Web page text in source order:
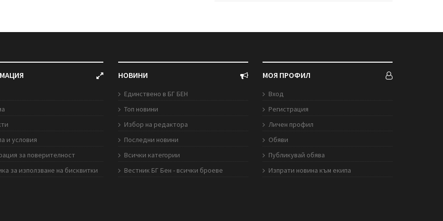
и условия
за поверителност
за използване на бисквитки
НОВИНИ
Единствено в БГ БЕН
Топ новини
Избор на редактора
Последни новини
Всички категории
Вестник БГ Бен - всички броеве
МОЯ ПРОФИЛ
Вход
Регистрация
Личен профил
Обяви
Публикувай обява
Изпрати новина към екипа